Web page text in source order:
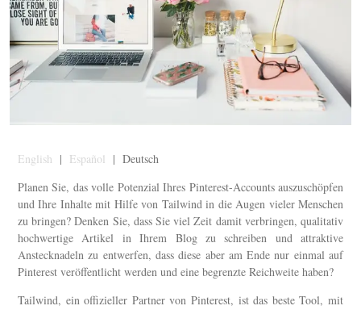
English | Español | Deutsch
Planen Sie, das volle Potenzial Ihres Pinterest-Accounts auszuschöpfen
und Ihre Inhalte mit Hilfe von Tailwind in die Augen vieler Menschen
zu bringen? Denken Sie, dass Sie viel Zeit damit verbringen, qualitativ
hochwertige Artikel in Ihrem Blog zu schreiben und attraktive
Anstecknadeln zu entwerfen, dass diese aber am Ende nur einmal auf
Pinterest veröffentlicht werden und eine begrenzte Reichweite haben?
Tailwind, ein offizieller Partner von Pinterest, ist das beste Tool, mit